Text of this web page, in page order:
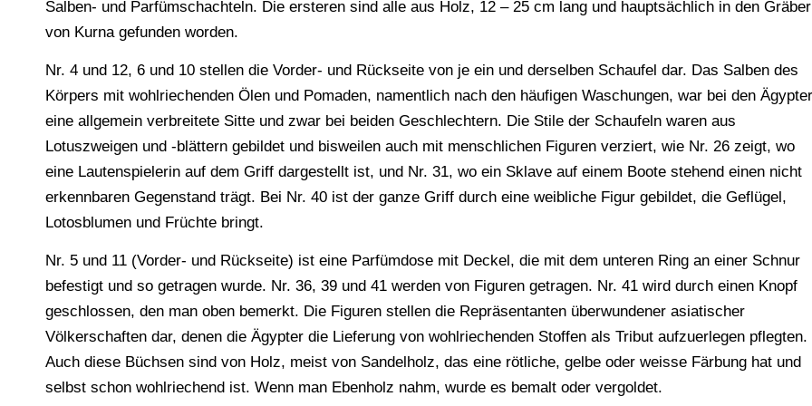
Salben- und Parfümschachteln. Die ersteren sind alle aus Holz, 12 – 25 cm lang und hauptsächlich in den
von Kurna gefunden worden.
Nr. 4 und 12, 6 und 10 stellen die Vorder- und Rückseite von je ein und derselben Schaufel dar. Das Salben des
Körpers mit wohlriechenden Ölen und Pomaden, namentlich nach den häufigen Waschungen, war bei den
eine allgemein verbreitete Sitte und zwar bei beiden Geschlechtern. Die Stile der Schaufeln waren aus
Lotuszweigen und -blättern gebildet und bisweilen auch mit menschlichen Figuren verziert, wie Nr. 26 zeigt, wo
eine Lautenspielerin auf dem Griff dargestellt ist, und Nr. 31, wo ein Sklave auf einem Boote stehend einen nicht
erkennbaren Gegenstand trägt. Bei Nr. 40 ist der ganze Griff durch eine weibliche Figur gebildet, die Geflügel,
Lotosblumen und Früchte bringt.
Nr. 5 und 11 (Vorder- und Rückseite) ist eine Parfümdose mit Deckel, die mit dem unteren Ring an einer Schnur
befestigt und so getragen wurde. Nr. 36, 39 und 41 werden von Figuren getragen. Nr. 41 wird durch einen Knopf
geschlossen, den man oben bemerkt. Die Figuren stellen die Repräsentanten überwundener asiatischer
Völkerschaften dar, denen die Ägypter die Lieferung von wohlriechenden Stoffen als Tribut aufzuerlegen pflegten.
Auch diese Büchsen sind von Holz, meist von Sandelholz, das eine rötliche, gelbe oder weisse Färbung hat und
selbst schon wohlriechend ist. Wenn man Ebenholz nahm, wurde es bemalt oder vergoldet.